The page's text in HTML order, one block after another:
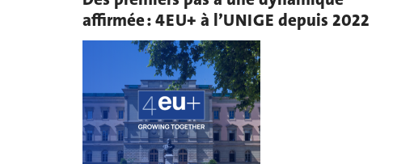
affirmée : 4EU+ à l’UNIGE depuis 2022